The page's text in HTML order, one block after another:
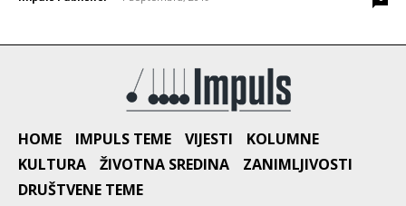
HOME IMPULS TEME VIJESTI
KOLUMNE
KULTURA
ŽIVOTNA SREDINA
ZANIMLJIVOSTI
DRUŠTVENE TEME